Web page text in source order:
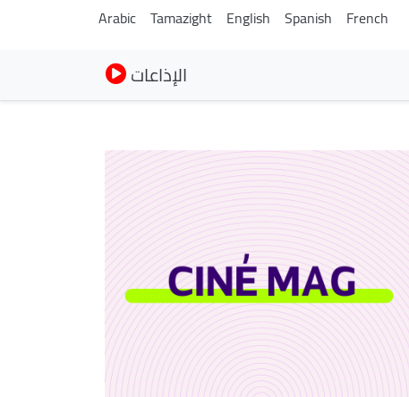
Arabic Tamazight English Spanish French
الإذاعات